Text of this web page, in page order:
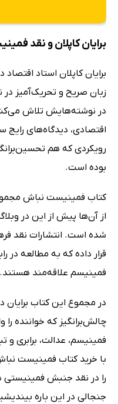
برایان کاپلان و نقد
برایان کاپلان استاد
زبان صریح و تحریک‌آمیز
در نوشته‌هایش تلاش
اقتصادی، دیدگاه‌های رایج
رویکردی که هم
بوده است.
کتاب فمینیست نباش
شده است. انتشارات نقد
قرار داده که به مطالعه
فمینیسم علاقه‌مند هستند.
در مجموع این کتاب برایان
چالش‌برانگیز که خواننده را
فمینیسم، عدالت، برابری
با خرید کتاب فمینیست
را در نقد جنبش
جنجالی در این باره